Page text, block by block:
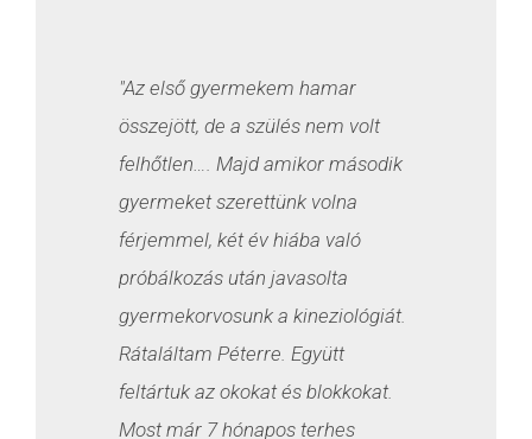
"Az első gyermekem hamar
összejött, de a szülés nem volt
felhőtlen…. Majd amikor második
gyermeket szerettünk volna
férjemmel, két év hiába való
próbálkozás után javasolta
gyermekorvosunk a kineziológiát.
Rátaláltam Péterre. Együtt
feltártuk az okokat és blokkokat.
Most már 7 hónapos terhes